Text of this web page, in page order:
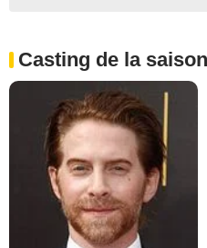
Casting de la